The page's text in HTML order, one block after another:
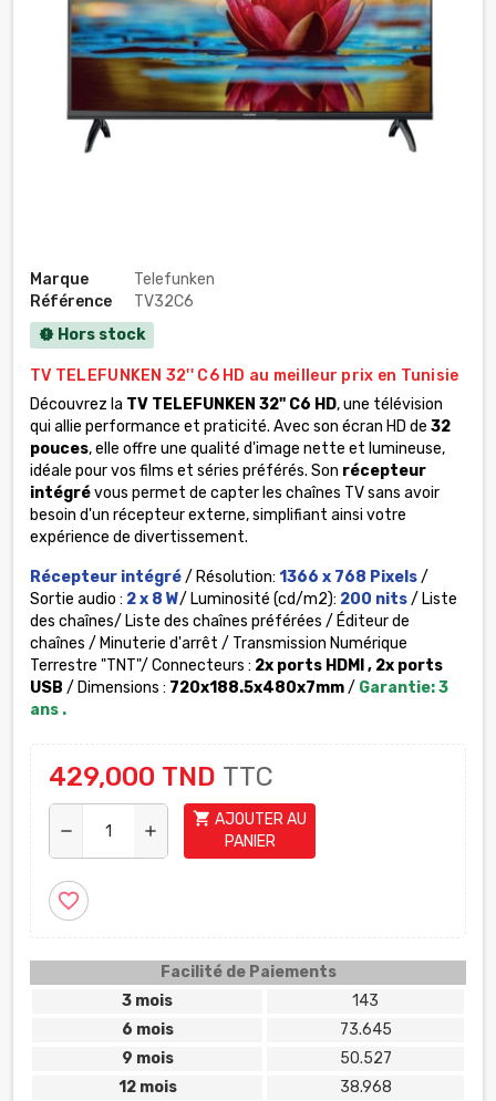
Marque
Telefunken
Référence
TV32C6
new_releases Hors stock
TV TELEFUNKEN 32'' C6 HD au meilleur prix en Tunisie
Découvrez la TV TELEFUNKEN 32'' C6 HD, une télévision
qui allie performance et praticité. Avec son écran HD de 32
pouces, elle offre une qualité d'image nette et lumineuse,
idéale pour vos films et séries préférés. Son récepteur
intégrévous permet de capter les chaînes TV sans avoir
besoin d'un récepteur externe, simplifiant ainsi votre
expérience de divertissement.
Récepteur intégré/ Résolution: 1366 x 768 Pixels/
Sortie audio : 2 x 8 W/ Luminosité (cd/m2): 200 nits/ Liste
des chaînes/ Liste des chaînes préférées / Éditeur de
chaînes / Minuterie d'arrêt / Transmission Numérique
Terrestre "TNT"/ Connecteurs : 2x ports HDMI , 2x ports
USB / Dimensions : 720x188.5x480x7mm/ Garantie: 3
ans .
429,000 TND TTC
remove add
shopping_cart AJOUTER AU
PANIER
favorite_border
Facilité de Paiements
3 mois
143
6 mois
73.645
9 mois
50.527
12 mois
38.968